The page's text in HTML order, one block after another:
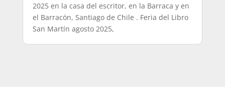
2025 en la casa del escritor, en la Barraca y en
el Barracón, Santiago de Chile . Feria del Libro
San Martín agosto 2025,